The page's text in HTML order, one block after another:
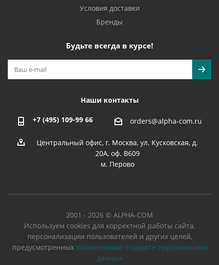
Условия доставки
Бренды
Будьте всегда в курсе!
Наши контакты
+7 (495) 109-99 66 orders@alpha-com.ru
Центральный офис, г. Москва, ул. Кусковская, д.
20А, оф. В609
м. Перово
2001 - 2026 © ALPHA-COM
Используем cookies для корректной работы сайта,
персонализации пользователей и других целей,
предусмотренных положениями о защите персональных
данных